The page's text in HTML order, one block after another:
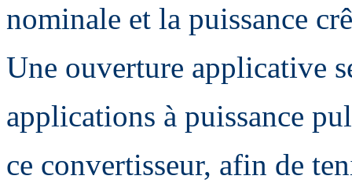
nominale et la puissance
Une ouverture applicative
applications à puissance
ce convertisseur, afin de